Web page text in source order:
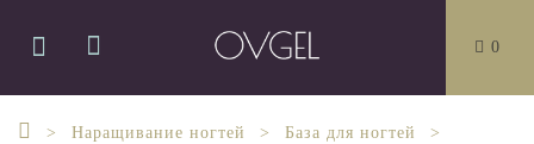
0
Наращивание ногтей База для ногтей